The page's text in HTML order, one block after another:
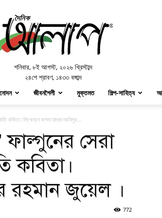
Alap
শনিবার, ৮ই আগস্ট, ২০২৬ খ্রিস্টাব্দ
২৪শে শ্রাবণ, ১৪৩৩ বঙ্গাব্দ
জীবনশৈলী মুক্তমত শিল্প-সাহিত্য
কবিতা।লিখেছেন কলমযোদ্ধা-আনিসুর...
ফাল্গুনের সেরা
কবিতা।
রহমান জুয়েল ।
772